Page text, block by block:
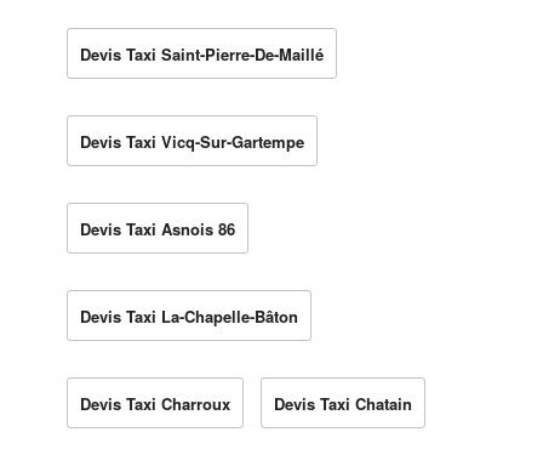
Devis Taxi Saint-Pierre-De-Maillé
Devis Taxi Vicq-Sur-Gartempe
Devis Taxi Asnois 86
Devis Taxi La-Chapelle-Bâton
Devis Taxi Charroux Devis Taxi Chatain